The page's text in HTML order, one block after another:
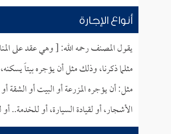
أنواع الإجارة
يقول المصنف رحمه الله: [ وهي عقد على
مثلما ذكرنا، وذلك مثل أن يؤجره بيتاً
مثل: أن يؤجره المزرعة أو البيت أو الشقة
الأشجار، أو لقيادة السيارة، أو للخدمة..